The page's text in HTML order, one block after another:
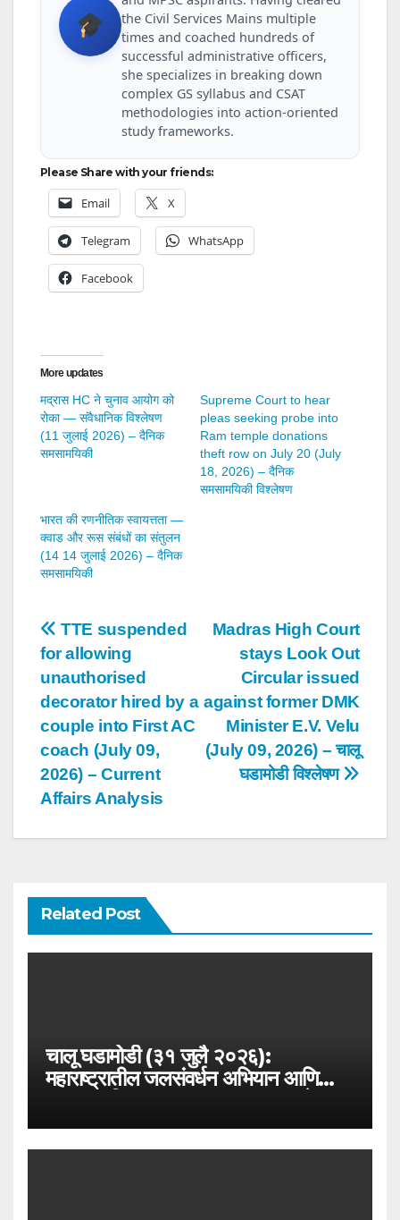
the Civil Services Mains multiple
times and coached hundreds of
successful administrative officers,
she specializes in breaking down
complex GS syllabus and CSAT
methodologies into action-oriented
study frameworks.
Please Share with your friends:
Email X
Telegram WhatsApp
Facebook
More updates
मद्रास HC ने चुनाव आयोग को
रोका — संवैधानिक विश्लेषण
(11 जुलाई 2026) – दैनिक
समसामयिकी
Supreme Court to hear
pleas seeking probe into
Ram temple donations
theft row on July 20 (July
18, 2026) – दैनिक
समसामयिकी विश्लेषण
भारत की रणनीतिक स्वायत्तता —
क्वाड और रूस संबंधों का संतुलन
(14 14 जुलाई 2026) – दैनिक
समसामयिकी
Post
navigation
Madras High Court
stays Look Out
Circular issued
against former DMK
Minister E.V. Velu
(July 09, 2026) – चालू
घडामोडी विश्लेषण
TTE suspended
for allowing
unauthorised
decorator hired by a
couple into First AC
coach (July 09,
2026) – Current
Affairs Analysis
Related Post
चालू घडामोडी (३१ जुलै २०२६):
महाराष्ट्रातील जलसंवर्धन अभियान आणि
विशेष